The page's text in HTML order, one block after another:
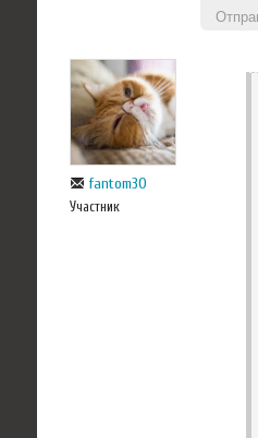
fantom30
Участник